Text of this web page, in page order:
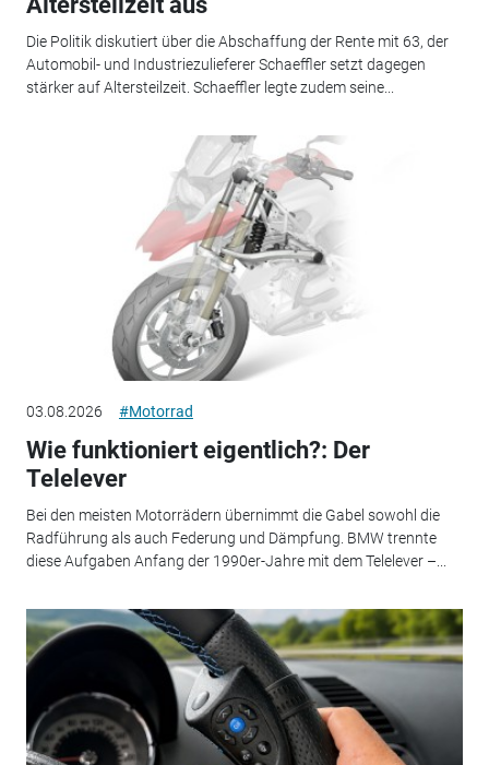
Die Politik diskutiert über die Abschaffung der Rente mit 63, der
Automobil- und Industriezulieferer Schaeffler setzt dagegen
stärker auf Altersteilzeit. Schaeffler legte zudem seine...
03.08.2026 #Motorrad
Wie funktioniert eigentlich?: Der
Telelever
Bei den meisten Motorrädern übernimmt die Gabel sowohl die
Radführung als auch Federung und Dämpfung. BMW trennte
diese Aufgaben Anfang der 1990er-Jahre mit dem Telelever –...